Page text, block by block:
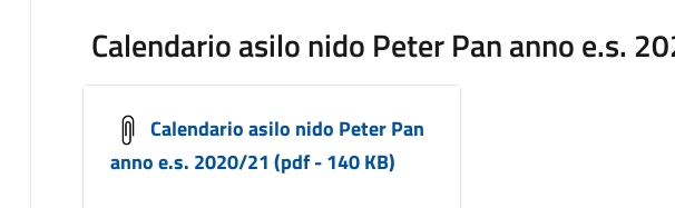
Calendario asilo nido Peter Pan anno e.s.
Calendario asilo nido Peter Pan
anno e.s. 2020/21 (pdf - 140 KB)